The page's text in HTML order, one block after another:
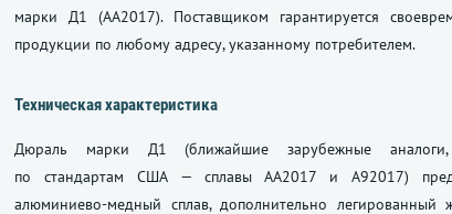
марки Д1 (АА2017). Поставщиком гарантируется
продукции по любому адресу, указанному потребителем.
Техническая характеристика
Дюраль марки Д1 (ближайшие зарубежные аналоги,
по стандартам США — сплавы АА2017 и А92017)
алюминиево-медный сплав, дополнительно легированный